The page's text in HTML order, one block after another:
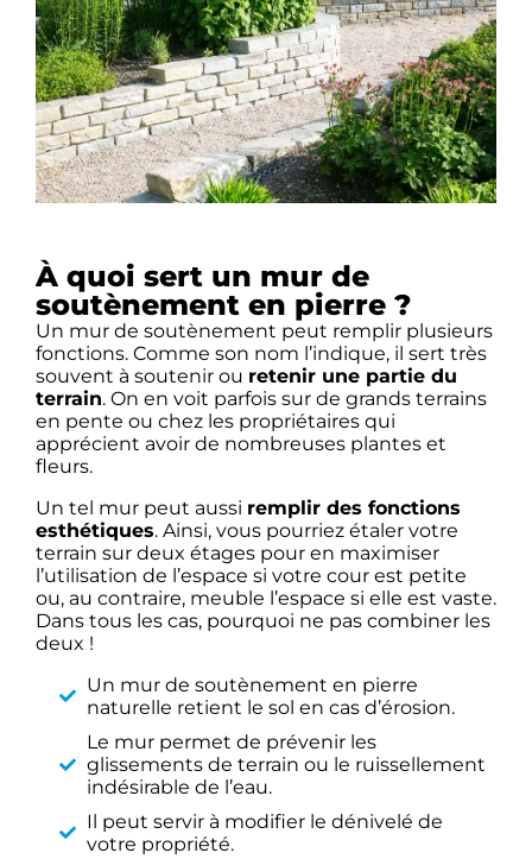
À quoi sert un mur de
soutènement en pierre ?
Un mur de soutènement peut remplir plusieurs
fonctions. Comme son nom l’indique, il sert très
souvent à soutenir ou retenir une partie du
terrain. On en voit parfois sur de grands terrains
en pente ou chez les propriétaires qui
apprécient avoir de nombreuses plantes et
fleurs.
Un tel mur peut aussi remplir des fonctions
esthétiques. Ainsi, vous pourriez étaler votre
terrain sur deux étages pour en maximiser
l’utilisation de l’espace si votre cour est petite
ou, au contraire, meuble l’espace si elle est vaste.
Dans tous les cas, pourquoi ne pas combiner les
deux !
Un mur de soutènement en pierre
naturelle retient le sol en cas d’érosion.
Le mur permet de prévenir les
glissements de terrain ou le ruissellement
indésirable de l’eau.
Il peut servir à modifier le dénivelé de
votre propriété.